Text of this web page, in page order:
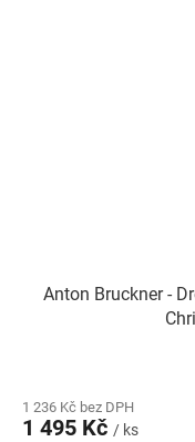
Anton Bruckner -
1 236 Kč bez DPH
1 495 Kč / ks